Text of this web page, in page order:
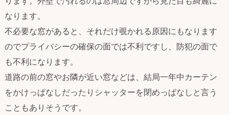
なります。
不必要な窓があると、それだけ覗かれる原因にもなります
のでプライバシーの確保の面では不利ですし、防犯の面で
も不利になります。
道路の前の窓やお隣が近い窓などは、結局一年中カーテン
をかけっぱなしだったりシャッターを閉めっぱなしと言う
こともありそうです。